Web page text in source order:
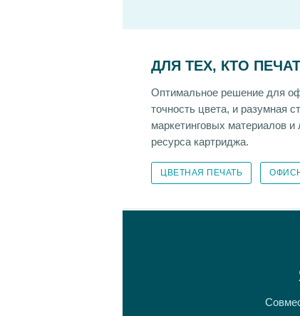
ДЛЯ ТЕХ, КТО
Оптимальное решение для
точность цвета, и разумная
маркетинговых материалов и
ресурса картриджа.
ЦВЕТНАЯ ПЕЧАТЬ